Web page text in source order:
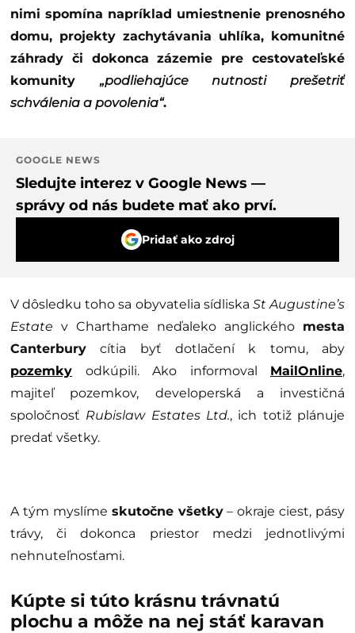
nimi spomína napríklad umiestnenie prenosného
domu, projekty zachytávania uhlíka, komunitné
záhrady či dokonca zázemie pre cestovateľské
komunity „podliehajúce nutnosti prešetriť
schválenia a povolenia“.
GOOGLE NEWS
Sledujte interez v Google News —
správy od nás budete mať ako prví.
Pridať ako zdroj
V dôsledku toho sa obyvatelia sídliska St Augustine’s
Estate v Charthame neďaleko anglického mesta
Canterbury cítia byť dotlačení k tomu, aby
pozemky odkúpili. Ako informoval MailOnline,
majiteľ pozemkov, developerská a investičná
spoločnosť Rubislaw Estates Ltd., ich totiž plánuje
predať všetky.
A tým myslíme skutočne všetky– okraje ciest, pásy
trávy, či dokonca priestor medzi jednotlivými
nehnuteľnosťami.
Kúpte si túto krásnu trávnatú
plochu a môže na nej stáť karavan